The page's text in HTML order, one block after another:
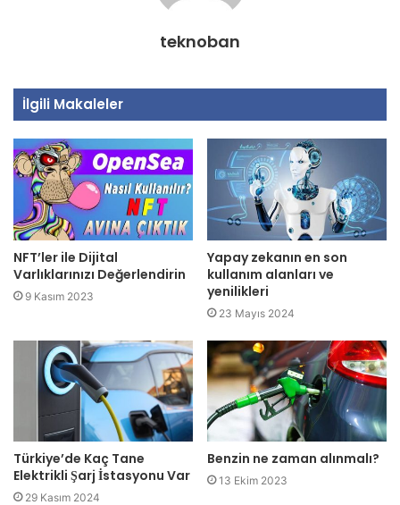
teknoban
İlgili Makaleler
NFT’ler ile Dijital
Varlıklarınızı Değerlendirin
9 Kasım 2023
Yapay zekanın en son
kullanım alanları ve
yenilikleri
23 Mayıs 2024
Türkiye’de Kaç Tane
Elektrikli Şarj İstasyonu Var
29 Kasım 2024
Benzin ne zaman alınmalı?
13 Ekim 2023